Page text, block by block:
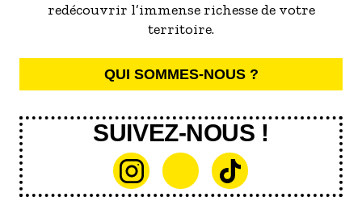
redécouvrir l’immense richesse de votre
territoire.
QUI SOMMES-NOUS ?
SUIVEZ-NOUS !